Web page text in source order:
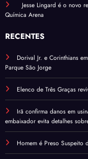
Jesse Lingard é o novo
Química Arena
RECENTES
Dorival Jr. e Corinthians
Parque São Jorge
Elenco de Três Graças
Irã confirma danos em
embaixador evita detalhes
Homem é Preso Suspeito